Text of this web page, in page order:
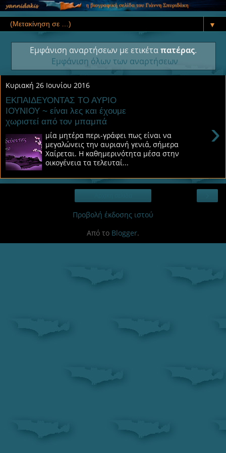
▼
Εμφάνιση αναρτήσεων με ετικέταπατέρας.
Εμφάνιση όλων των αναρτήσεων
Κυριακή 26 Ιουνίου 2016
ΕΚΠΑΙΔΕΥΟΝΤΑΣ ΤΟ ΑΥΡΙΟ
ΙΟΥΝΙΟΥ ~ είναι λες και έχουμε
χωριστεί από τον μπαμπά
›
μία μητέρα περι-γράφει πως είναι να
μεγαλώνεις την αυριανή γενιά, σήμερα
Χαίρεται. Η καθημερινότητα μέσα στην
οικογένεια τα τελευταί...
Προβολή έκδοσης ιστού
Από το Blogger.